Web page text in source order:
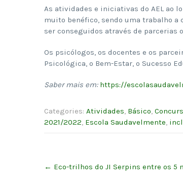
As atividades e iniciativas do AEL ao
muito benéfico, sendo uma trabalho
ser conseguidos através de parcerias
Os psicólogos, os docentes e os
Psicológica, o Bem-Estar, o Sucesso
Saber mais em: https://
Categories: Atividades, Básico,
2021/2022, Escola Saudavelmente,
navigation
← Eco-trilhos do JI Serpins entre os 5